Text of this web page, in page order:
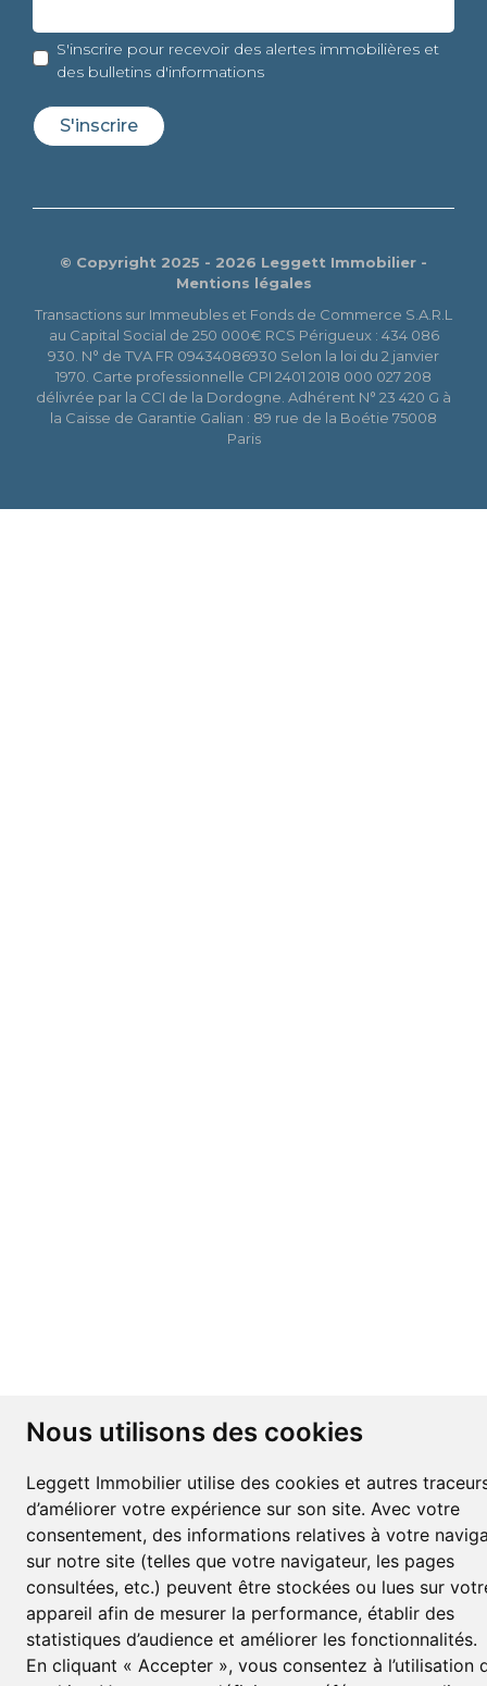
Nous utilisons des cookies
Leggett Immobilier utilise des cookies et autres
d’améliorer votre expérience sur son site. Avec votre
consentement, des informations relatives à votre
sur notre site (telles que votre navigateur, les pages
consultées, etc.) peuvent être stockées ou lues sur
appareil afin de mesurer la performance, établir des
statistiques d’audience et améliorer les fonctionnalités.
En cliquant « Accepter », vous consentez à l’utilisation
S'inscrire pour recevoir des alertes immobilières et
des bulletins d'informations
S'inscrire
© Copyright 2025 - 2026 Leggett Immobilier -
Mentions légales
Transactions sur Immeubles et Fonds de Commerce S.A.R.L
au Capital Social de 250 000€ RCS Périgueux : 434 086
930. N° de TVA FR 09434086930 Selon la loi du 2 janvier
1970. Carte professionnelle CPI 2401 2018 000 027 208
délivrée par la CCI de la Dordogne. Adhérent N° 23 420 G à
la Caisse de Garantie Galian : 89 rue de la Boétie 75008
Paris